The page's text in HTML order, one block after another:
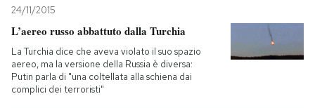
24/11/2015
L’aereo russo abbattuto dalla Turchia
La Turchia dice che aveva violato il suo spazio
aereo, ma la versione della Russia è diversa:
Putin parla di "una coltellata alla schiena dai
complici dei terroristi"